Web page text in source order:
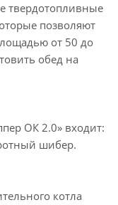
твердотопливные
позволяют
от 50 до
обед на
ОК 2.0» входит:
шибер.
котла